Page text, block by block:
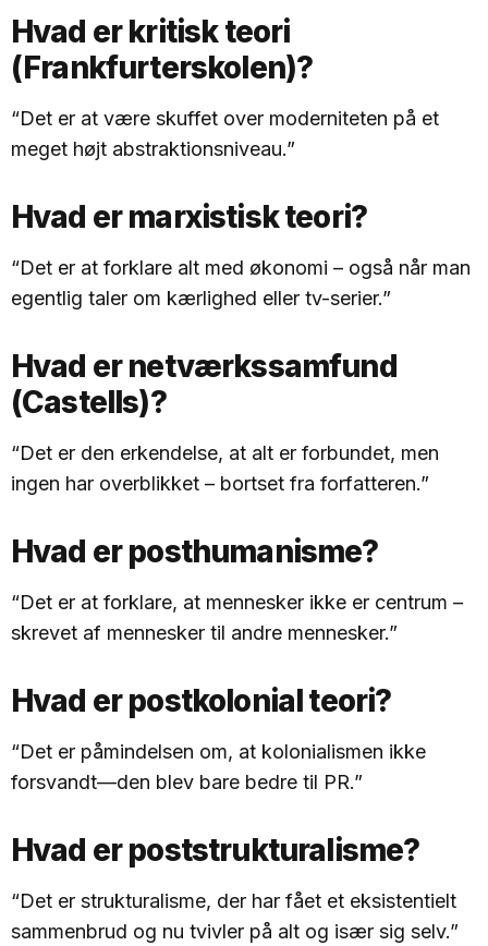
Hvad er kritisk teori
(Frankfurterskolen)?
“Det er at være skuffet over moderniteten på et
meget højt abstraktionsniveau.”
Hvad er marxistisk teori?
“Det er at forklare alt med økonomi – også når man
egentlig taler om kærlighed eller tv-serier.”
Hvad er netværkssamfund
(Castells)?
“Det er den erkendelse, at alt er forbundet, men
ingen har overblikket – bortset fra forfatteren.”
Hvad er posthumanisme?
“Det er at forklare, at mennesker ikke er centrum –
skrevet af mennesker til andre mennesker.”
Hvad er postkolonial teori?
“Det er påmindelsen om, at kolonialismen ikke
forsvandt—den blev bare bedre til PR.”
Hvad er poststrukturalisme?
“Det er strukturalisme, der har fået et eksistentielt
sammenbrud og nu tvivler på alt og især sig selv.”